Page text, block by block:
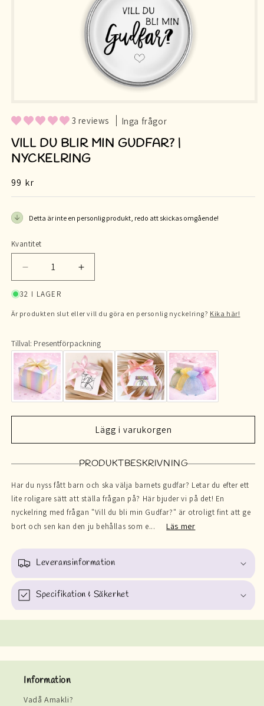
3 reviews Inga frågor
VILL DU BLIR MIN GUDFAR? |
NYCKELRING
Ordinarie
pris
99 kr
Detta är inte en personlig produkt, redo att skickas omgående!
Kvantitet
Kvantitet
Minska
kvantitet
för
Vill
min
Gudfar?
|
Nyckelring
Öka
kvantitet
Vill
min
Gudfar?
|
Nyckelring
32 I LAGER
Är produkten slut eller vill du göra en personlig nyckelring? Kika här!
Tillval: Presentförpackning
Lägg i varukorgen
PRODUKTBESKRIVNING
Har du nyss fått barn och ska välja barnets gudfar? Letar du efter ett
lite roligare sätt att ställa frågan på? Här bjuder vi på det! En
nyckelring med frågan "Vill du bli min Gudfar?" är otroligt fint att ge
bort och sen kan den ju behållas som e...
Läs mer
Leveransinformation
Specifikation & Säkerhet
Information
Vadå Amakli?